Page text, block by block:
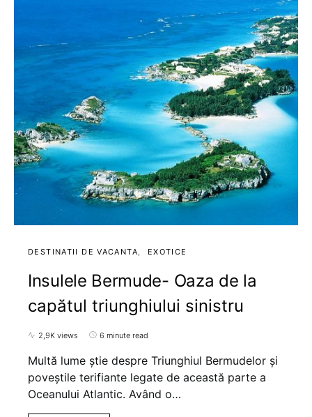
DESTINATII DE VACANTA EXOTICE
Insulele Bermude- Oaza de la
capătul triunghiului sinistru
2,9K views 6 minute read
Multă lume știe despre Triunghiul Bermudelor și
poveștile terifiante legate de această parte a
Oceanului Atlantic. Având o…